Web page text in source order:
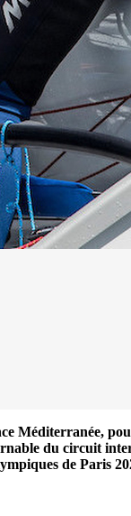
Méditerranée,
du circuit
de Paris